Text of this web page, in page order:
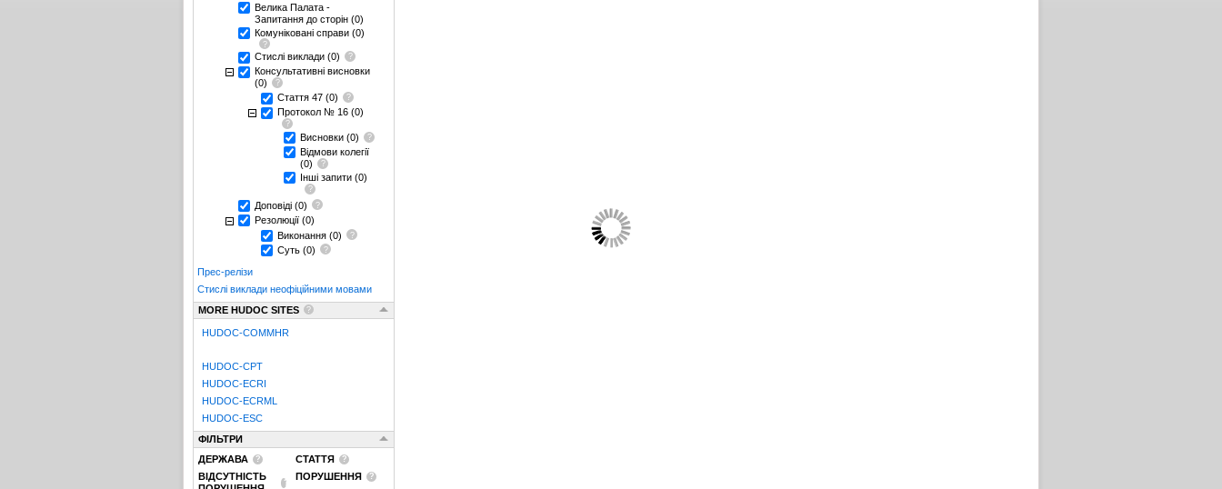
Велика Палата -
Запитання до сторін (0)
Комуніковані справи (0)
Стислі виклади (0)
Консультативні висновки
(0)
Стаття 47 (0)
Протокол № 16 (0)
Висновки (0)
Відмови колегії
(0)
Інші запити (0)
Доповіді (0)
Резолюції (0)
Виконання (0)
Суть (0)
Прес-релізи
Стислі виклади неофіційними мовами
MORE HUDOC SITES
HUDOC-COMMHR
HUDOC-CPT
HUDOC-ECRI
HUDOC-ECRML
HUDOC-ESC
ФІЛЬТРИ
ДЕРЖАВА
СТАТТЯ
ВІДСУТНІСТЬ
ПОРУШЕННЯ